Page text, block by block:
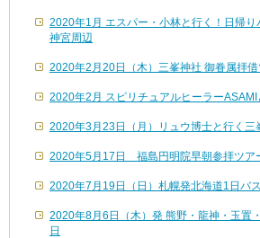
2020年1月 エスパー・小林と行く！日帰
神宮周辺
2020年2月20日（木）三峯神社 御眷属拝借
2020年2月 スピリチュアルヒーラー
2020年3月23日（月）リュウ博士と行く三
2020年5月17日 福島円明院早朝参拝ツア
2020年7月19日（日）札幌発北海道1日バ
2020年8月6日（木）発 熊野・龍神・玉置
日